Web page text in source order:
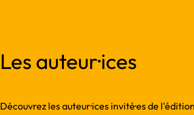
Les auteur·ices
Découvrez les auteur·ices invité·es de